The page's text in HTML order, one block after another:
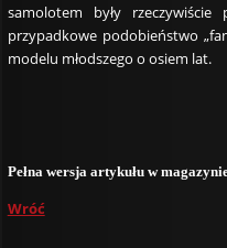
samolotem były
przypadkowe podobieństwo
modelu młodszego o osiem lat.
Pełna wersja artykułu w
Wróć